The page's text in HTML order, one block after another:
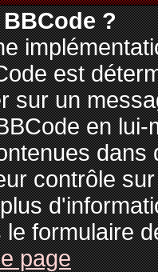
?
est
sur un
en
contrôle
formulaire
page